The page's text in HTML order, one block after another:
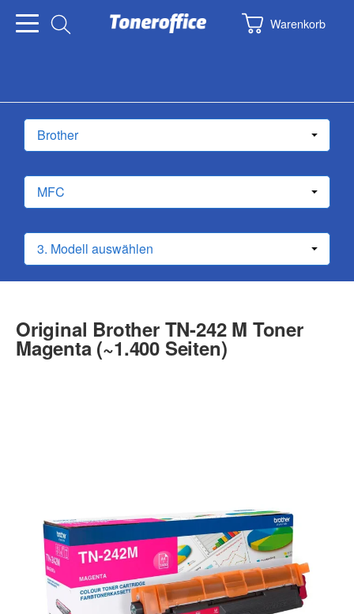
Warenkorb
Original Brother TN-242 M Toner
Magenta (~1.400 Seiten)